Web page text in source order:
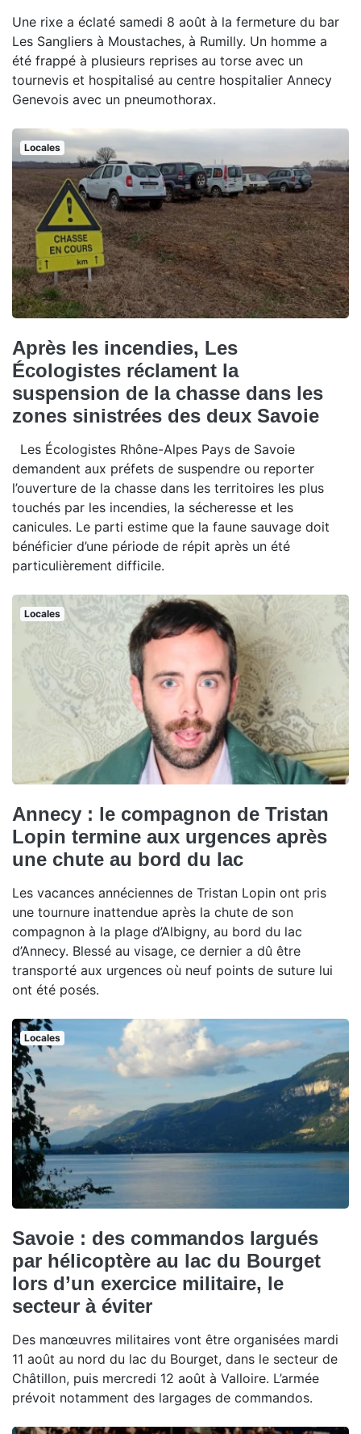
Une rixe a éclaté samedi 8 août à la fermeture du bar
Les Sangliers à Moustaches, à Rumilly. Un homme a
été frappé à plusieurs reprises au torse avec un
tournevis et hospitalisé au centre hospitalier Annecy
Genevois avec un pneumothorax.
Locales
Après les incendies, Les
Écologistes réclament la
suspension de la chasse dans les
zones sinistrées des deux Savoie
Les Écologistes Rhône-Alpes Pays de Savoie
demandent aux préfets de suspendre ou reporter
l’ouverture de la chasse dans les territoires les plus
touchés par les incendies, la sécheresse et les
canicules. Le parti estime que la faune sauvage doit
bénéficier d’une période de répit après un été
particulièrement difficile.
Locales
Annecy : le compagnon de Tristan
Lopin termine aux urgences après
une chute au bord du lac
Les vacances annéciennes de Tristan Lopin ont pris
une tournure inattendue après la chute de son
compagnon à la plage d’Albigny, au bord du lac
d’Annecy. Blessé au visage, ce dernier a dû être
transporté aux urgences où neuf points de suture lui
ont été posés.
Locales
Savoie : des commandos largués
par hélicoptère au lac du Bourget
lors d’un exercice militaire, le
secteur à éviter
Des manœuvres militaires vont être organisées mardi
11 août au nord du lac du Bourget, dans le secteur de
Châtillon, puis mercredi 12 août à Valloire. L’armée
prévoit notamment des largages de commandos.